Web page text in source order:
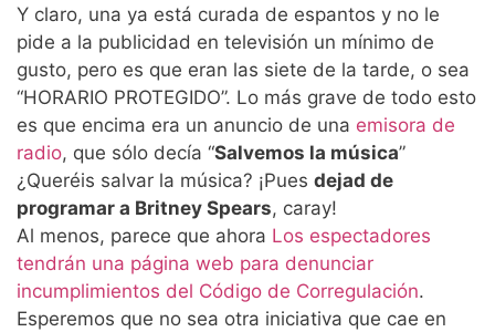
Y claro, una ya está curada de espantos y no le
pide a la publicidad en televisión un mínimo de
gusto, pero es que eran las siete de la tarde, o sea
“HORARIO PROTEGIDO”. Lo más grave de todo esto
es que encima era un anuncio de una emisora de
radio, que sólo decía “Salvemos la música”
¿Queréis salvar la música? ¡Pues dejad de
programar a Britney Spears, caray!
Al menos, parece que ahora Los espectadores
tendrán una página web para denunciar
incumplimientos del Código de Corregulación.
Esperemos que no sea otra iniciativa que cae en